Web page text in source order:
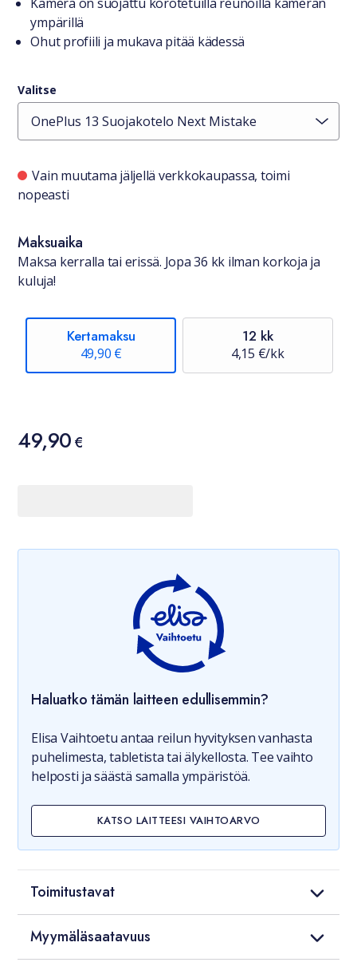
ympärillä
Ohut profiili ja mukava pitää kädessä
Valitse
Saatavuustiedot
Vain muutama jäljellä verkkokaupassa, toimi
nopeasti
Maksuaika
Maksa kerralla tai erissä. Jopa 36 kk ilman korkoja ja
kuluja!
Kertamaksu
49,90 €
12 kk
4,15 €/kk
Hinta
49,90 €
49,90€
Haluatko tämän laitteen edullisemmin?
Elisa Vaihtoetu antaa reilun hyvityksen vanhasta
puhelimesta, tabletista tai älykellosta. Tee vaihto
helposti ja säästä samalla ympäristöä.
KATSO LAITTEESI VAIHTOARVO
Toimitustavat
Myymäläsaatavuus